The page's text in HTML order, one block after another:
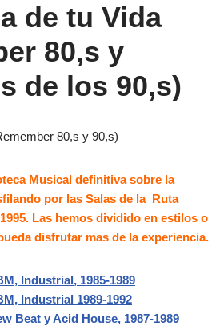
de tu Vida
80,s y
de los 90,s)
80,s y 90,s)
Musical definitiva sobre la
por las Salas de la Ruta
Las hemos dividido en estilos o
disfrutar mas de la experiencia.
Industrial, 1985-1989
Industrial 1989-1992
Beat y Acid House, 1987-1989